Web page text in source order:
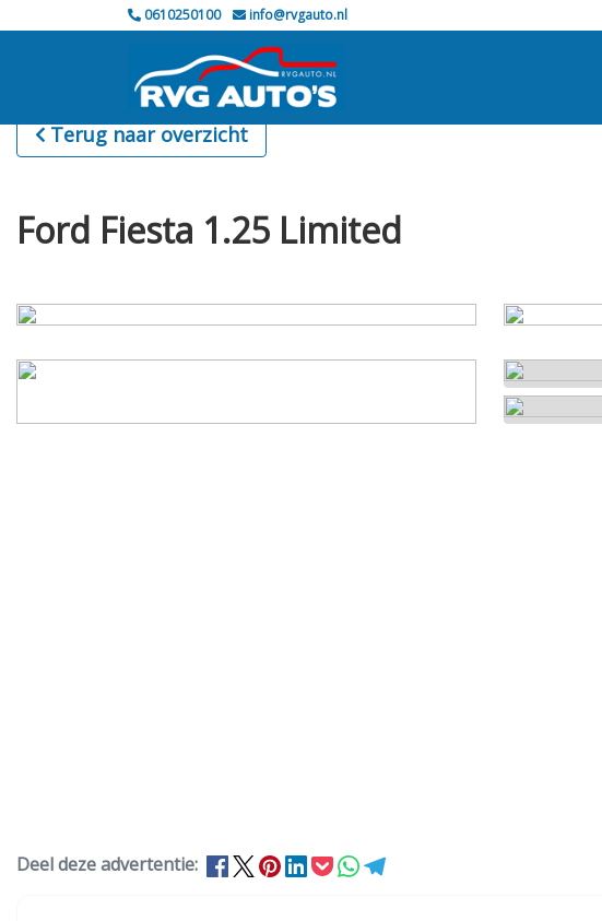
0610250100 info@rvgauto.nl
Terug naar overzicht
Ford Fiesta 1.25 Limited
Deel deze advertentie: